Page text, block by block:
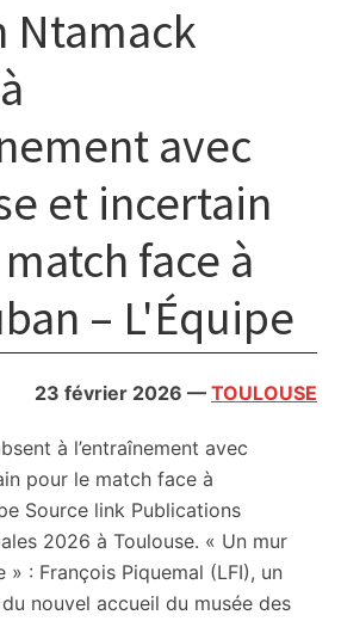
Ntamack
avec
et incertain
face à
– L'Équipe
23 février 2026 — TOULOUSE
à l’entraînement avec
pour le match face à
Source link Publications
2026 à Toulouse. « Un mur
» : François Piquemal (LFI), un
nouvel accueil du musée des